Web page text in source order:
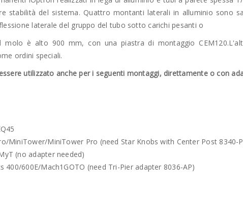
stabilità del sistema. Quattro montanti laterali in alluminio sono
laterale del gruppo del tubo sotto carichi pesanti o
molo è alto 900 mm, con una piastra di montaggio
ordini speciali.
utilizzato anche per i seguenti montaggi, direttamente o con
MiniTower/MiniTower Pro (need Star Knobs with Center Post 8340-
(no adapter needed)
400/600E/Mach1GOTO (need Tri-Pier adapter 8036-AP)